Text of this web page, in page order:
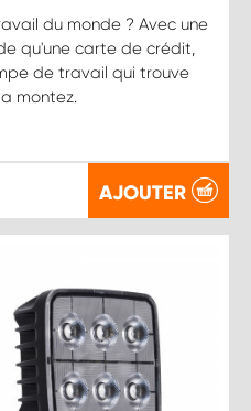
du monde ? Avec une
qu'une carte de crédit,
de travail qui trouve
montez.
AJOUTER